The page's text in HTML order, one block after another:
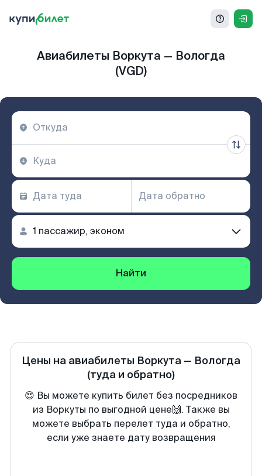
Авиабилеты Воркута — Вологда
(VGD)
Найти
Цены на авиабилеты Воркута — Вологда
(туда и обратно)
😍 Вы можете купить билет без посредников
из Воркуты по выгодной цене🙌. Также вы
можете выбрать перелет туда и обратно,
если уже знаете дату возвращения